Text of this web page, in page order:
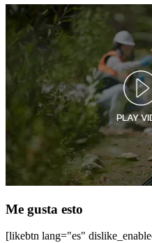
Me gusta esto
[likebtn lang="es"